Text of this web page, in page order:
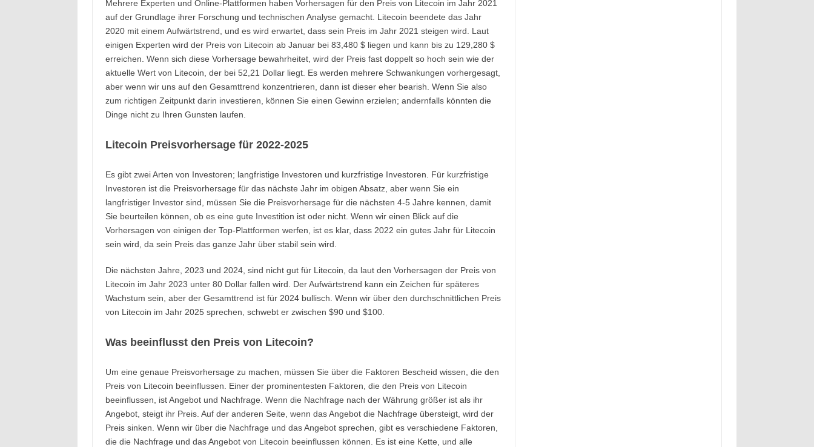
Mehrere Experten und Online-Plattformen haben Vorhersagen für den Preis von Litecoin im Jahr 2021
auf der Grundlage ihrer Forschung und technischen Analyse gemacht. Litecoin beendete das Jahr
2020 mit einem Aufwärtstrend, und es wird erwartet, dass sein Preis im Jahr 2021 steigen wird. Laut
einigen Experten wird der Preis von Litecoin ab Januar bei 83,480 $ liegen und kann bis zu 129,280 $
erreichen. Wenn sich diese Vorhersage bewahrheitet, wird der Preis fast doppelt so hoch sein wie der
aktuelle Wert von Litecoin, der bei 52,21 Dollar liegt. Es werden mehrere Schwankungen vorhergesagt,
aber wenn wir uns auf den Gesamttrend konzentrieren, dann ist dieser eher bearish. Wenn Sie also
zum richtigen Zeitpunkt darin investieren, können Sie einen Gewinn erzielen; andernfalls könnten die
Dinge nicht zu Ihren Gunsten laufen.
Litecoin Preisvorhersage für 2022-2025
Es gibt zwei Arten von Investoren; langfristige Investoren und kurzfristige Investoren. Für kurzfristige
Investoren ist die Preisvorhersage für das nächste Jahr im obigen Absatz, aber wenn Sie ein
langfristiger Investor sind, müssen Sie die Preisvorhersage für die nächsten 4-5 Jahre kennen, damit
Sie beurteilen können, ob es eine gute Investition ist oder nicht. Wenn wir einen Blick auf die
Vorhersagen von einigen der Top-Plattformen werfen, ist es klar, dass 2022 ein gutes Jahr für Litecoin
sein wird, da sein Preis das ganze Jahr über stabil sein wird.
Die nächsten Jahre, 2023 und 2024, sind nicht gut für Litecoin, da laut den Vorhersagen der Preis von
Litecoin im Jahr 2023 unter 80 Dollar fallen wird. Der Aufwärtstrend kann ein Zeichen für späteres
Wachstum sein, aber der Gesamttrend ist für 2024 bullisch. Wenn wir über den durchschnittlichen Preis
von Litecoin im Jahr 2025 sprechen, schwebt er zwischen $90 und $100.
Was beeinflusst den Preis von Litecoin?
Um eine genaue Preisvorhersage zu machen, müssen Sie über die Faktoren Bescheid wissen, die den
Preis von Litecoin beeinflussen. Einer der prominentesten Faktoren, die den Preis von Litecoin
beeinflussen, ist Angebot und Nachfrage. Wenn die Nachfrage nach der Währung größer ist als ihr
Angebot, steigt ihr Preis. Auf der anderen Seite, wenn das Angebot die Nachfrage übersteigt, wird der
Preis sinken. Wenn wir über die Nachfrage und das Angebot sprechen, gibt es verschiedene Faktoren,
die die Nachfrage und das Angebot von Litecoin beeinflussen können. Es ist eine Kette, und alle